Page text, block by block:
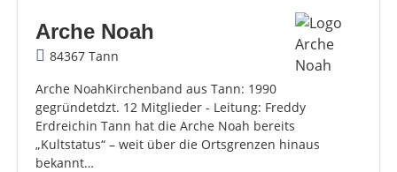
Arche Noah
84367 Tann
Arche NoahKirchenband aus Tann: 1990
gegründetdzt. 12 Mitglieder - Leitung: Freddy
Erdreichin Tann hat die Arche Noah bereits
„Kultstatus“ – weit über die Ortsgrenzen hinaus
bekannt…